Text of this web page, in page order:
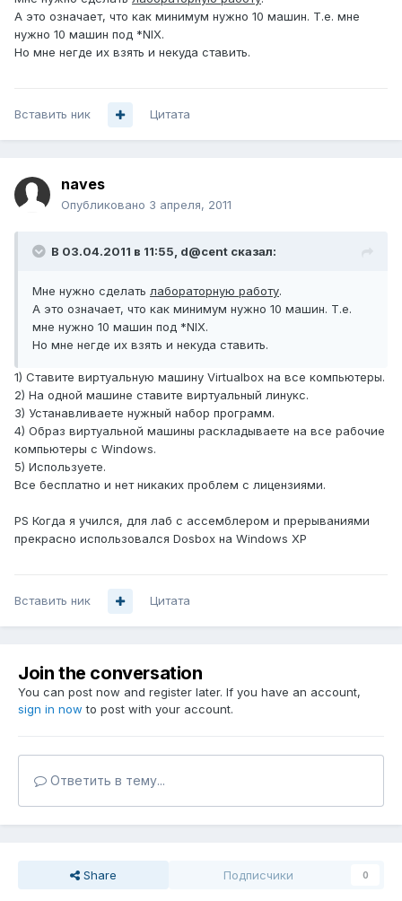
А это означает, что как минимум нужно 10 машин. Т.е. мне
нужно 10 машин под *NIX.
Но мне негде их взять и некуда ставить.
Вставить ник Цитата
naves
Опубликовано 3 апреля, 2011
В 03.04.2011 в 11:55, d@cent сказал:
Мне нужно сделать лабораторную работу.
А это означает, что как минимум нужно 10 машин. Т.е.
мне нужно 10 машин под *NIX.
Но мне негде их взять и некуда ставить.
1) Ставите виртуальную машину Virtualbox на все компьютеры.
2) На одной машине ставите виртуальный линукс.
3) Устанавливаете нужный набор программ.
4) Образ виртуальной машины раскладываете на все рабочие
компьютеры с Windows.
5) Используете.
Все бесплатно и нет никаких проблем с лицензиями.
PS Когда я учился, для лаб с ассемблером и прерываниями
прекрасно использовался Dosbox на Windows XP
Вставить ник Цитата
Join the conversation
You can post now and register later. If you have an account,
sign in now to post with your account.
Ответить в тему...
Share Подписчики 0